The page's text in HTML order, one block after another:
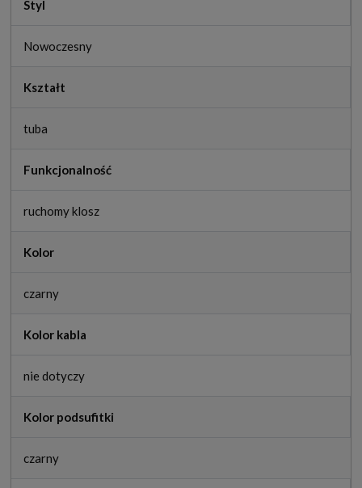
Styl
Nowoczesny
Kształt
tuba
Funkcjonalność
ruchomy klosz
Kolor
czarny
Kolor kabla
nie dotyczy
Kolor podsufitki
czarny